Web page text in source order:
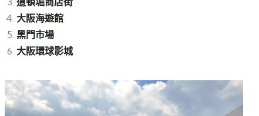
大阪海遊館
黑門市場
大阪環球影城